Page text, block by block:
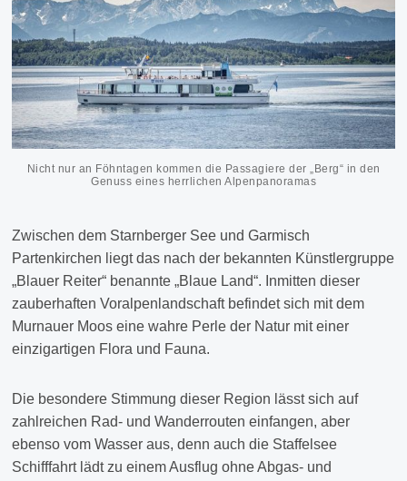
Nicht nur an Föhntagen kommen die Passagiere der „Berg“ in den
Genuss eines herrlichen Alpenpanoramas
Zwischen dem Starnberger See und Garmisch
Partenkirchen liegt das nach der bekannten Künstlergruppe
„Blauer Reiter“ benannte „Blaue Land“. Inmitten dieser
zauberhaften Voralpenlandschaft befindet sich mit dem
Murnauer Moos eine wahre Perle der Natur mit einer
einzigartigen Flora und Fauna.
Die besondere Stimmung dieser Region lässt sich auf
zahlreichen Rad- und Wanderrouten einfangen, aber
ebenso vom Wasser aus, denn auch die Staffelsee
Schifffahrt lädt zu einem Ausflug ohne Abgas- und